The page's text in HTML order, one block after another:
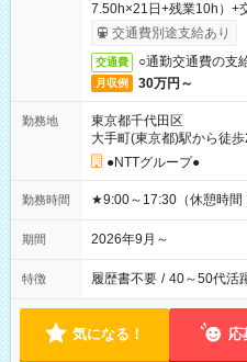
7.50h×21日+残業10h）+
交通費別途支給あり
交通費 ○通勤交通費の支
月収例 30万円～
勤務地
東京都千代田区
大手町(東京都)駅から徒
●NTTグループ●
勤務時間 ★9:00～17:30（休憩時間
期間 2026年9月～
特徴 履歴書不要 / 40～50代活
気になる！ 応